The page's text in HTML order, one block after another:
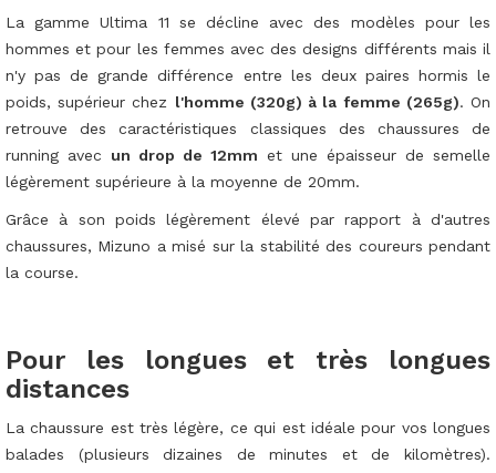
La gamme Ultima 11 se décline avec des modèles pour les
hommes et pour les femmes avec des designs différents mais il
n'y pas de grande différence entre les deux paires hormis le
poids, supérieur chez l'homme (320g) à la femme (265g). On
retrouve des caractéristiques classiques des chaussures de
running avec un drop de 12mm et une épaisseur de semelle
légèrement supérieure à la moyenne de 20mm.
Grâce à son poids légèrement élevé par rapport à d'autres
chaussures, Mizuno a misé sur la stabilité des coureurs pendant
la course.
Pour les longues et très longues
distances
La chaussure est très légère, ce qui est idéale pour vos longues
balades (plusieurs dizaines de minutes et de kilomètres).